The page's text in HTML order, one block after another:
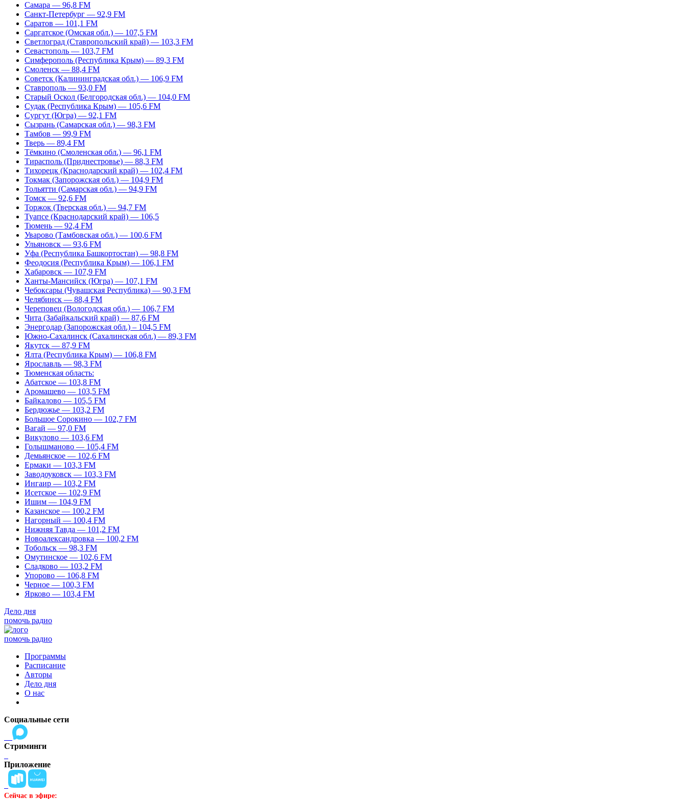
Самара — 96,8 FM
Санкт-Петербург — 92,9 FM
Саратов — 101,1 FM
Саргатское (Омская обл.) — 107,5 FM
Светлоград (Ставропольский край) — 103,3 FM
Севастополь — 103,7 FM
Симферополь (Республика Крым) — 89,3 FM
Смоленск — 88,4 FM
Советск (Калининградская обл.) — 106,9 FM
Ставрополь — 93,0 FM
Старый Оскол (Белгородская обл.) — 104,0 FM
Судак (Республика Крым) — 105,6 FM
Сургут (Югра) — 92,1 FM
Сызрань (Самарская обл.) — 98,3 FM
Тамбов — 99,9 FM
Тверь — 89,4 FM
Тёмкино (Смоленская обл.) — 96,1 FM
Тирасполь (Приднестровье) — 88,3 FM
Тихорецк (Краснодарский край) — 102,4 FM
Токмак (Запорожская обл.) — 104,9 FM
Тольятти (Самарская обл.) — 94,9 FM
Томск — 92,6 FM
Торжок (Тверская обл.) — 94,7 FM
Туапсе (Краснодарский край) — 106,5
Тюмень — 92,4 FM
Уварово (Тамбовская обл.) — 100,6 FM
Ульяновск — 93,6 FM
Уфа (Республика Башкортостан) — 98,8 FM
Феодосия (Республика Крым) — 106,1 FM
Хабаровск — 107,9 FM
Ханты-Мансийск (Югра) — 107,1 FM
Чебоксары (Чувашская Республика) — 90,3 FM
Челябинск — 88,4 FM
Череповец (Вологодская обл.) — 106,7 FM
Чита (Забайкальский край) — 87,6 FM
Энергодар (Запорожская обл.) – 104,5 FM
Южно-Сахалинск (Сахалинская обл.) — 89,3 FM
Якутск — 87,9 FM
Ялта (Республика Крым) — 106,8 FM
Ярославль — 98,3 FM
Тюменская область:
Абатское — 103,8 FM
Аромашево — 103,5 FM
Байкалово — 105,5 FM
Бердюжье — 103,2 FM
Большое Сорокино — 102,7 FM
Вагай — 97,0 FM
Викулово — 103,6 FM
Голышманово — 105,4 FM
Демьянское — 102,6 FM
Ермаки — 103,3 FM
Заводоуковск — 103,3 FM
Ингаир — 103,2 FM
Исетское — 102,9 FM
Ишим — 104,9 FM
Казанское — 100,2 FM
Нагорный — 100,4 FM
Нижняя Тавда — 101,2 FM
Новоалександровка — 100,2 FM
Тобольск — 98,3 FM
Омутинское — 102,6 FM
Сладково — 103,2 FM
Упорово — 106,8 FM
Черное — 100,3 FM
Ярково — 103,4 FM
Дело дня
помочь радио
помочь радио
Программы
Расписание
Авторы
Дело дня
О нас
Социальные сети
Стриминги
Приложение
Сейчас в эфире: